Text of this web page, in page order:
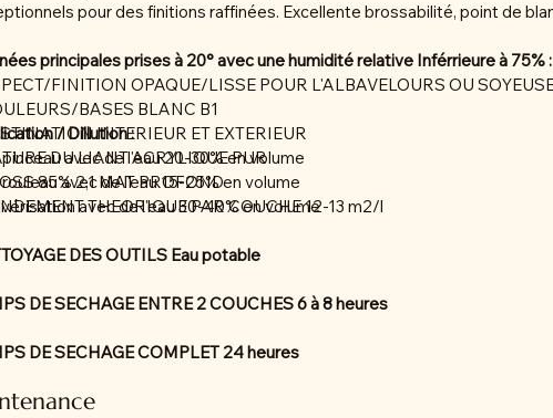
pour des finitions raffinées. Excellente brossabilité, point de
principales prises à 20° avec une humidité relative Inférrieure à 75% :
FINITION OPAQUE/LISSE POUR L'ALBAVELOURS OU
BASES BLANC B1
INTERIEUR ET EXTERIEUR
DU LIANT ACRYLIQUE PUR
85% 2,1 MAT PROFOND
THEORIQUE PAR COUCHE 12-13 m2/l
/ Dillution :
avec de l'eau 20-30% en volume
avec de l'eau 15-25% en volume
avec de l'eau 30-40% en volume
DES OUTILS Eau potable
DE SECHAGE ENTRE 2 COUCHES 6 à 8 heures
DE SECHAGE COMPLET 24 heures